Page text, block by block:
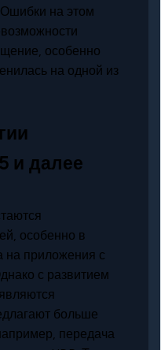
на этом
особенно
на одной из
и далее
особенно в
на приложения с
с развитием
больше
передача